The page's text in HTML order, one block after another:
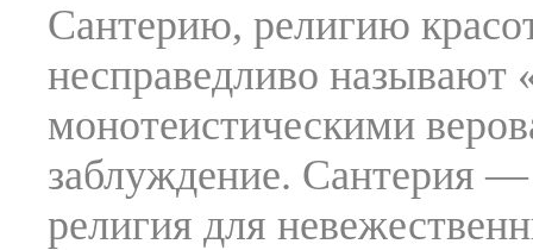
Сантерию, религию
несправедливо называют
монотеистическими
заблуждение. Сантерия
религия для